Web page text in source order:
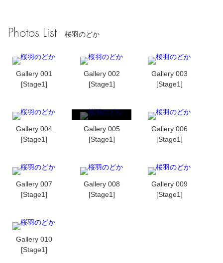
Photos List 桜羽のどか
Gallery 001
[Stage1]
Gallery 002
[Stage1]
Gallery 003
[Stage1]
Gallery 004
[Stage1]
Gallery 005
[Stage1]
Gallery 006
[Stage1]
Gallery 007
[Stage1]
Gallery 008
[Stage1]
Gallery 009
[Stage1]
Gallery 010
[Stage1]